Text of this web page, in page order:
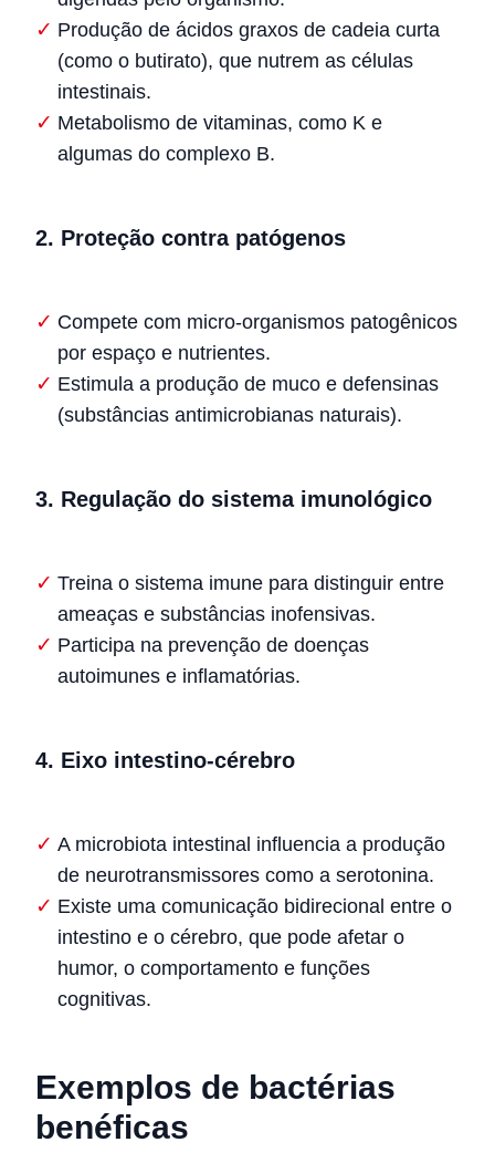
Produção de ácidos graxos de cadeia curta
(como o butirato), que nutrem as células
intestinais.
Metabolismo de vitaminas, como K e
algumas do complexo B.
2. Proteção contra patógenos
Compete com micro-organismos patogênicos
por espaço e nutrientes.
Estimula a produção de muco e defensinas
(substâncias antimicrobianas naturais).
3. Regulação do sistema imunológico
Treina o sistema imune para distinguir entre
ameaças e substâncias inofensivas.
Participa na prevenção de doenças
autoimunes e inflamatórias.
4. Eixo intestino-cérebro
A microbiota intestinal influencia a produção
de neurotransmissores como a serotonina.
Existe uma comunicação bidirecional entre o
intestino e o cérebro, que pode afetar o
humor, o comportamento e funções
cognitivas.
Exemplos de bactérias
benéficas